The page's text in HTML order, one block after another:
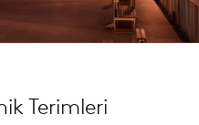
Terimleri